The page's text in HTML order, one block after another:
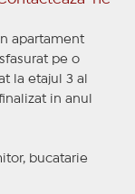
apartament
pe o
la etajul 3 al
in anul
bucatarie